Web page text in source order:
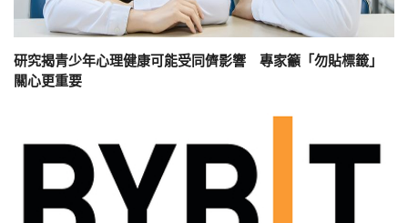
研究揭青少年心理健康可能受同儕影響 專家籲「勿貼標籤」
關心更重要